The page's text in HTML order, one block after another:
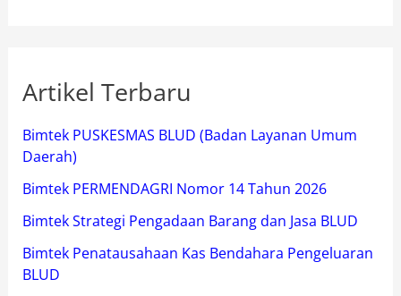
Artikel Terbaru
Bimtek PUSKESMAS BLUD (Badan Layanan Umum
Daerah)
Bimtek PERMENDAGRI Nomor 14 Tahun 2026
Bimtek Strategi Pengadaan Barang dan Jasa BLUD
Bimtek Penatausahaan Kas Bendahara Pengeluaran
BLUD